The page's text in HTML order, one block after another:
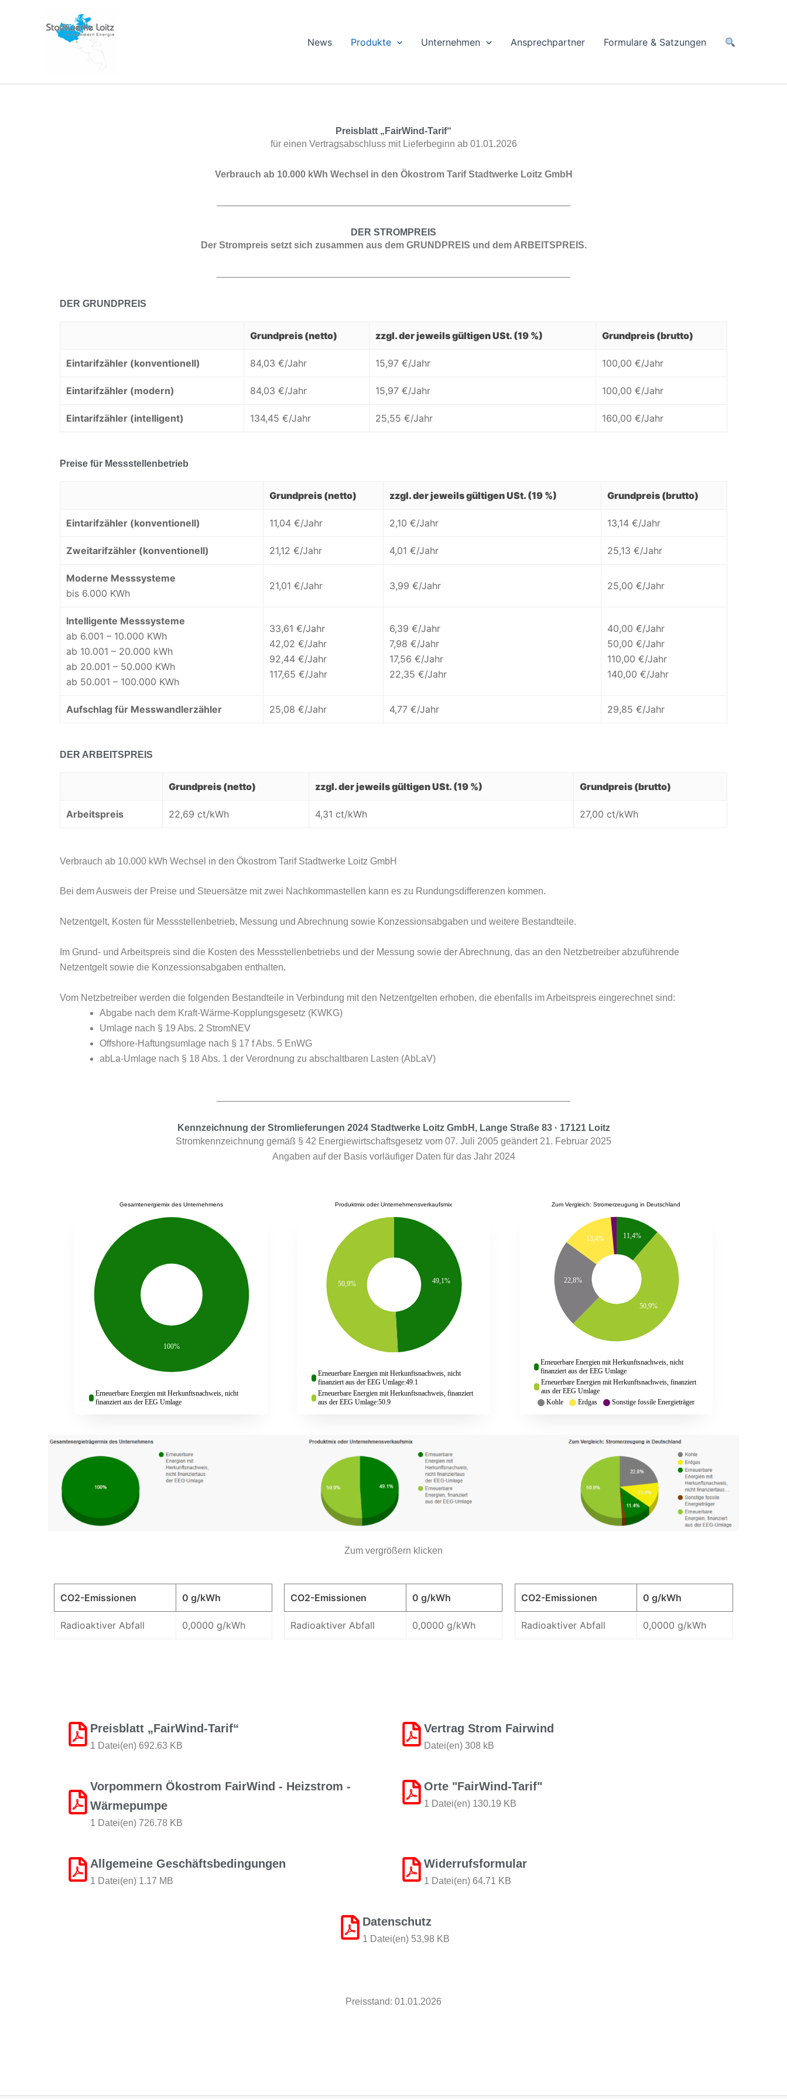
News Produkte Unternehmen Ansprechpartner Formulare & Satzungen
Preisblatt „FairWind-Tarif“
für einen Vertragsabschluss mit Lieferbeginn ab 01.01.2026
Verbrauch ab 10.000 kWh Wechsel in den Ökostrom Tarif Stadtwerke Loitz GmbH
DER STROMPREIS
Der Strompreis setzt sich zusammen aus dem GRUNDPREIS und dem ARBEITSPREIS.
DER GRUNDPREIS
Grundpreis (netto) zzgl. der jeweils gültigen USt. (19 %) Grundpreis (brutto)
Eintarifzähler (konventionell) 84,03 €/Jahr 15,97 €/Jahr 100,00 €/Jahr
Eintarifzähler (modern) 84,03 €/Jahr 15,97 €/Jahr 100,00 €/Jahr
Eintarifzähler (intelligent) 134,45 €/Jahr 25,55 €/Jahr 160,00 €/Jahr
Preise für Messstellenbetrieb
Grundpreis (netto) zzgl. der jeweils gültigen USt. (19 %) Grundpreis (brutto)
Eintarifzähler (konventionell) 11,04 €/Jahr 2,10 €/Jahr 13,14 €/Jahr
Zweitarifzähler (konventionell) 21,12 €/Jahr 4,01 €/Jahr 25,13 €/Jahr
Moderne Messsysteme
bis 6.000 KWh
21,01 €/Jahr 3,99 €/Jahr 25,00 €/Jahr
Intelligente Messsysteme
ab 6.001 – 10.000 KWh
ab 10.001 – 20.000 kWh
ab 20.001 – 50.000 KWh
ab 50.001 – 100.000 KWh
33,61 €/Jahr
42,02 €/Jahr
92,44 €/Jahr
117,65 €/Jahr
6,39 €/Jahr
7,98 €/Jahr
17,56 €/Jahr
22,35 €/Jahr
40,00 €/Jahr
50,00 €/Jahr
110,00 €/Jahr
140,00 €/Jahr
Aufschlag für Messwandlerzähler 25,08 €/Jahr 4,77 €/Jahr 29,85 €/Jahr
DER ARBEITSPREIS
Grundpreis (netto) zzgl. der jeweils gültigen USt. (19 %) Grundpreis (brutto)
Arbeitspreis 22,69 ct/kWh 4,31 ct/kWh 27,00 ct/kWh
Verbrauch ab 10.000 kWh Wechsel in den Ökostrom Tarif Stadtwerke Loitz GmbH
Bei dem Ausweis der Preise und Steuersätze mit zwei Nachkommastellen kann es zu Rundungsdifferenzen kommen.
Netzentgelt, Kosten für Messstellenbetrieb, Messung und Abrechnung sowie Konzessionsabgaben und weitere Bestandteile.
Im Grund- und Arbeitspreis sind die Kosten des Messstellenbetriebs und der Messung sowie der Abrechnung, das an den Netzbetreiber abzuführende
Netzentgelt sowie die Konzessionsabgaben enthalten.
Vom Netzbetreiber werden die folgenden Bestandteile in Verbindung mit den Netzentgelten erhoben, die ebenfalls im Arbeitspreis eingerechnet sind:
Abgabe nach dem Kraft-Wärme-Kopplungsgesetz (KWKG)
Umlage nach § 19 Abs. 2 StromNEV
Offshore-Haftungsumlage nach § 17 f Abs. 5 EnWG
abLa-Umlage nach § 18 Abs. 1 der Verordnung zu abschaltbaren Lasten (AbLaV)
Kennzeichnung der Stromlieferungen 2024 Stadtwerke Loitz GmbH, Lange Straße 83 · 17121 Loitz
Stromkennzeichnung gemäß § 42 Energiewirtschaftsgesetz vom 07. Juli 2005 geändert 21. Februar 2025
Angaben auf der Basis vorläufiger Daten für das Jahr 2024
Gesamtenergiemix des Unternehmens
Erneuerbare Energien mit Herkunftsnachweis, nicht
finanziert aus der EEG Umlage
100%
Produktmix oder Unternehmensverkaufsmix
Erneuerbare Energien mit Herkunftsnachweis, nicht
finanziert aus der EEG Umlage:49.1
Erneuerbare Energien mit Herkunftsnachweis, finanziert
aus der EEG Umlage:50.9
49,1%
50,9%
Zum Vergleich: Stromerzeugung in Deutschland
Erneuerbare Energien mit Herkunftsnachweis, nicht
finanziert aus der EEG Umlage
Erneuerbare Energien mit Herkunftsnachweis, finanziert
aus der EEG Umlage
Kohle
Erdgas Sonstige fossile Energieträger
11,4%
50,9%
22,8%
13,4%
Zum vergrößern klicken
CO2-Emissionen 0 g/kWh
Radioaktiver Abfall 0,0000 g/kWh
CO2-Emissionen 0 g/kWh
Radioaktiver Abfall 0,0000 g/kWh
CO2-Emissionen 0 g/kWh
Radioaktiver Abfall 0,0000 g/kWh
Preisblatt „FairWind-Tarif“
1 Datei(en) 692.63 KB
Vertrag Strom Fairwind
Datei(en) 308 kB
Vorpommern Ökostrom FairWind - Heizstrom -
Wärmepumpe
1 Datei(en) 726.78 KB
Orte "FairWind-Tarif"
1 Datei(en) 130.19 KB
Allgemeine Geschäftsbedingungen
1 Datei(en) 1.17 MB
Widerrufsformular
1 Datei(en) 64.71 KB
Datenschutz
1 Datei(en) 53,98 KB
Preisstand: 01.01.2026